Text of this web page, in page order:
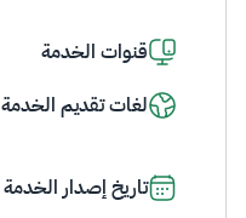
قنوات الخدمة
لغات تقديم الخدمة
تاريخ إصدار الخدمة